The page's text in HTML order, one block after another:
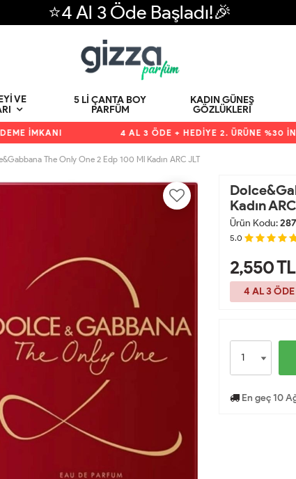
⭐4 Al 3 Öde Başladı!🎉
VE
5 LI ÇANTA BOY
PARFÜM
KADIN GÜNEŞ
GÖZLÜKLERI
İMKANI 4 AL 3 ÖDE + HEDİYE 2. ÜRÜNE %30
The Only One 2 Edp 100 Ml Kadın ARC JLT
Kadın
Ürün Kodu:
5.0
2,550TL
4 AL 3 ÖDE
En geç 10